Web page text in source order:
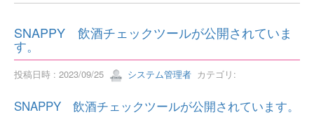
SNAPPY 飲酒チェックツールが公開されていま
す。
投稿日時 : 2023/09/25 システム管理者 カテゴリ:
SNAPPY 飲酒チェックツールが公開されています。